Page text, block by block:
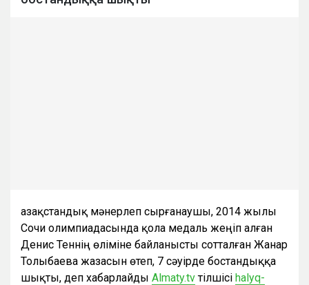
Қазақстандық мәнерлеп сырғанаушы, 2014 жылы
Сочи олимпиадасында қола медаль жеңіп алған
Денис Теннің өліміне байланысты сотталған Жанар
Толыбаева жазасын өтеп, 7 сәуірде бостандыққа
шықты, деп хабарлайды Almaty.tvтілшісі halyq-